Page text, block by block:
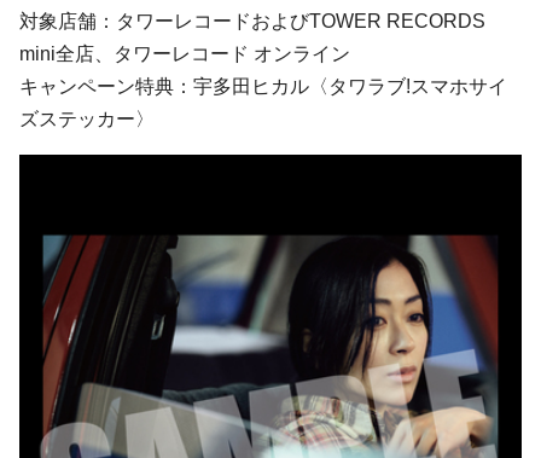
対象店舗：タワーレコードおよびTOWER RECORDS
mini全店、タワーレコード オンライン
キャンペーン特典：宇多田ヒカル〈タワラブ!スマホサイ
ズステッカー〉